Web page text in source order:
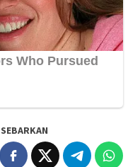
SEBARKAN